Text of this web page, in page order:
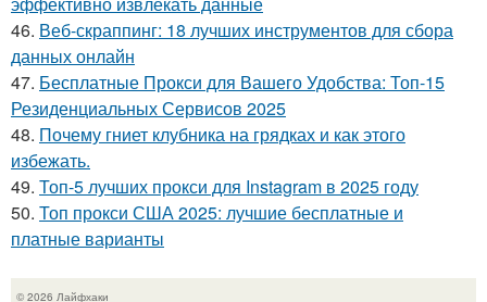
46. Веб-скраппинг: 18 лучших инструментов для сбора
данных онлайн
47. Бесплатные Прокси для Вашего Удобства: Топ-15
Резиденциальных Сервисов 2025
48. Почему гниет клубника на грядках и как этого
избежать.
49. Топ-5 лучших прокси для Instagram в 2025 году
50. Топ прокси США 2025: лучшие бесплатные и
платные варианты
© 2026 Лайфхаки